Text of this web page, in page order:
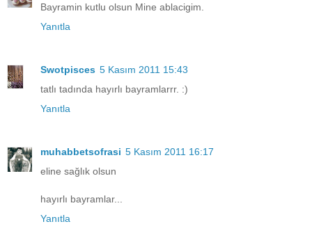
Bayramin kutlu olsun Mine ablacigim.
Yanıtla
Swotpisces 5 Kasım 2011 15:43
tatlı tadında hayırlı bayramlarrr. :)
Yanıtla
muhabbetsofrasi 5 Kasım 2011 16:17
eline sağlık olsun
hayırlı bayramlar...
Yanıtla